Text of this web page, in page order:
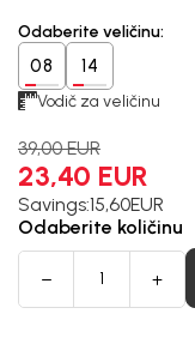
Odaberite veličinu:
08 14
Vodič za veličinu
39,00 EUR
23,40 EUR
Savings:15,60EUR
Odaberite količinu